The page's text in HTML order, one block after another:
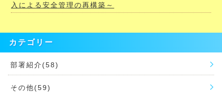
入による安全管理の再構築～
カテゴリー
部署紹介(58)
その他(59)